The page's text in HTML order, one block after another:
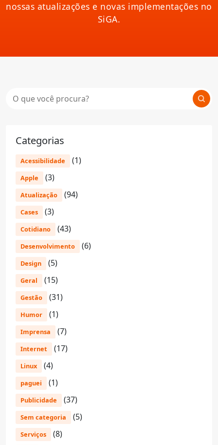
nossas atualizações e novas implementações no
SiGA.
Categorias
Acessibilidade (1)
Apple (3)
Atualização (94)
Cases (3)
Cotidiano (43)
Desenvolvimento (6)
Design (5)
Geral (15)
Gestão (31)
Humor (1)
Imprensa (7)
Internet (17)
Linux (4)
paguei (1)
Publicidade (37)
Sem categoria (5)
Serviços (8)